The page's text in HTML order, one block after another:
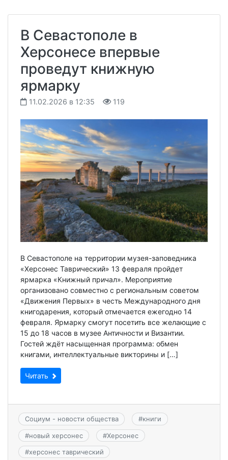
В Севастополе в
Херсонесе впервые
проведут книжную
ярмарку
11.02.2026 в 12:35 119
В Севастополе на территории музея-заповедника
«Херсонес Таврический» 13 февраля пройдет
ярмарка «Книжный причал». Мероприятие
организовано совместно с региональным советом
«Движения Первых» в честь Международного дня
книгодарения, который отмечается ежегодно 14
февраля. Ярмарку смогут посетить все желающие с
15 до 18 часов в музее Античности и Византии.
Гостей ждёт насыщенная программа: обмен
книгами, интеллектуальные викторины и […]
Читать
Социум - новости общества #книги
#новый херсонес #Херсонес
#херсонес таврический